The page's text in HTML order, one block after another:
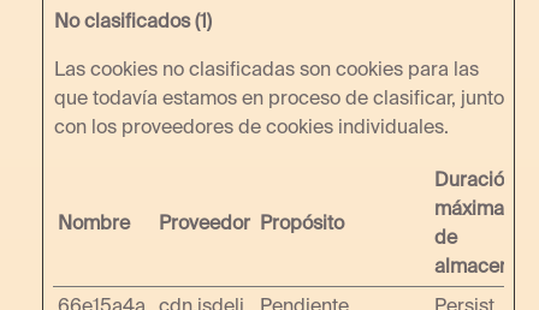
No clasificados (1)
Las cookies no clasificadas son cookies para las
que todavía estamos en proceso de clasificar, junto
con los proveedores de cookies individuales.
Nombre Proveedor Propósito
Duración
máxima
de